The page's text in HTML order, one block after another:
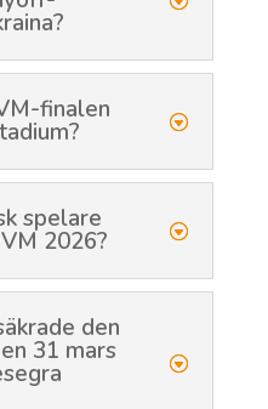
finalen
spelare
2026?
den
31 mars